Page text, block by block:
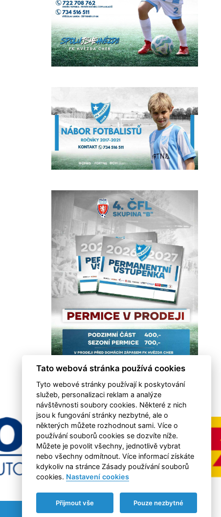
RSS
Tato webová stránka používá cookies
Tyto webové stránky používají k poskytování
služeb, personalizaci reklam a analýze
návštěvnosti soubory cookies. Některé z nich
jsou k fungování stránky nezbytné, ale o
některých můžete rozhodnout sami. Více o
používání souborů cookies se dozvíte níže.
Můžete je povolit všechny, jednotlivě vybrat
nebo všechny odmítnout. Více informací získáte
kdykoliv na stránce Zásady používání souborů
cookies. Nastavení cookies
Přijmout vše Pouze nezbytné